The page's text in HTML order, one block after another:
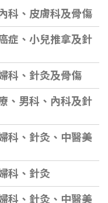
科、皮膚科及骨傷
症、小兒推拿及針
科、針灸及骨傷
、男科、內科及針
科、針灸、中醫美
科、針灸
科、針灸、中醫美